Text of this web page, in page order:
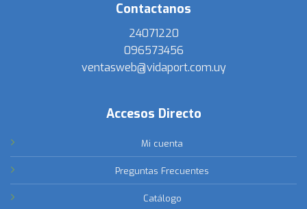
Contactanos
24071220
096573456
ventasweb@vidaport.com.uy
Accesos Directo
Mi cuenta
Preguntas Frecuentes
Catálogo